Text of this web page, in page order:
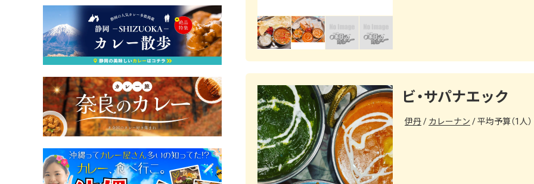
ビ・サパナエック
伊丹 カレーナン 平均予算（1人